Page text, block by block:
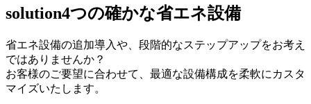
solution4つの確かな省エネ設備
省エネ設備の追加導入や、段階的なステップアップをお考え
ではありませんか？
お客様のご要望に合わせて、最適な設備構成を柔軟にカスタ
マイズいたします。